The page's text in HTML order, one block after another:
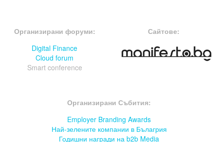
Организирани форуми:
Digital Finance
Cloud forum
Smart conference
Сайтове:
Организирани Събития:
Employer Branding Awards
Най-зелените компании в Бълагрия
Годишни награди на b2b Media